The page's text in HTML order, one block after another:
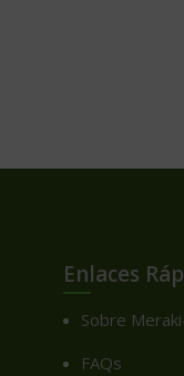
Enlaces
Sobre
FAQs